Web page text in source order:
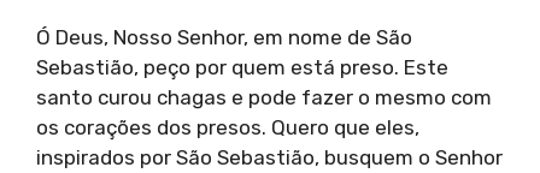
Ó Deus, Nosso Senhor, em nome de São
Sebastião, peço por quem está preso. Este
santo curou chagas e pode fazer o mesmo com
os corações dos presos. Quero que eles,
inspirados por São Sebastião, busquem o Senhor